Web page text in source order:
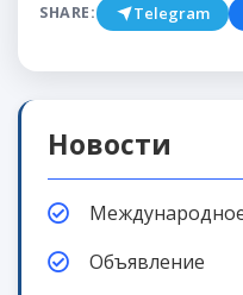
SHARE: Telegram
Новости
Объявление